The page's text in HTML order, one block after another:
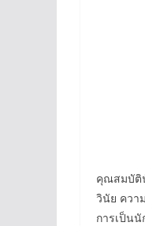
คุณสมบัติ
วินัย ควา
การเป็น